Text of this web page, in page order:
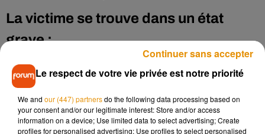
La victime se trouve dans un état
grave :
Les pompiers sont rapidement intervenus et ont transporté la
victime dans un état grave à l’hôpital d’Angoulême selon nos
confrères deLa Charente Libre. La victime, âgée de 28 ans
aurait été électrisée par sa guitare pendant au moins 4
minutes et a fait un arrêt cardiaque. Une enquête a été
Le respect de votre vie privée est notre priorité
We and our (447) partnersdo the following data processing based on
your consent and/or our legitimate interest: Store and/or access
information on a device; Use limited data to select advertising; Create
profiles for personalised advertising; Use profiles to select personalised
Continuer sans accepter